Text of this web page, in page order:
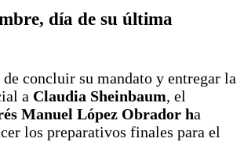
día de su última
de concluir su mandato y entregar la
a Claudia Sheinbaum, el
Manuel López Obrador ha
los preparativos finales para el